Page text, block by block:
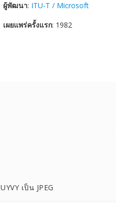
ผู้พัฒนา: ITU-T / Microsoft
เผยแพร่ครั้งแรก: 1982
UYVY เป็น JPEG